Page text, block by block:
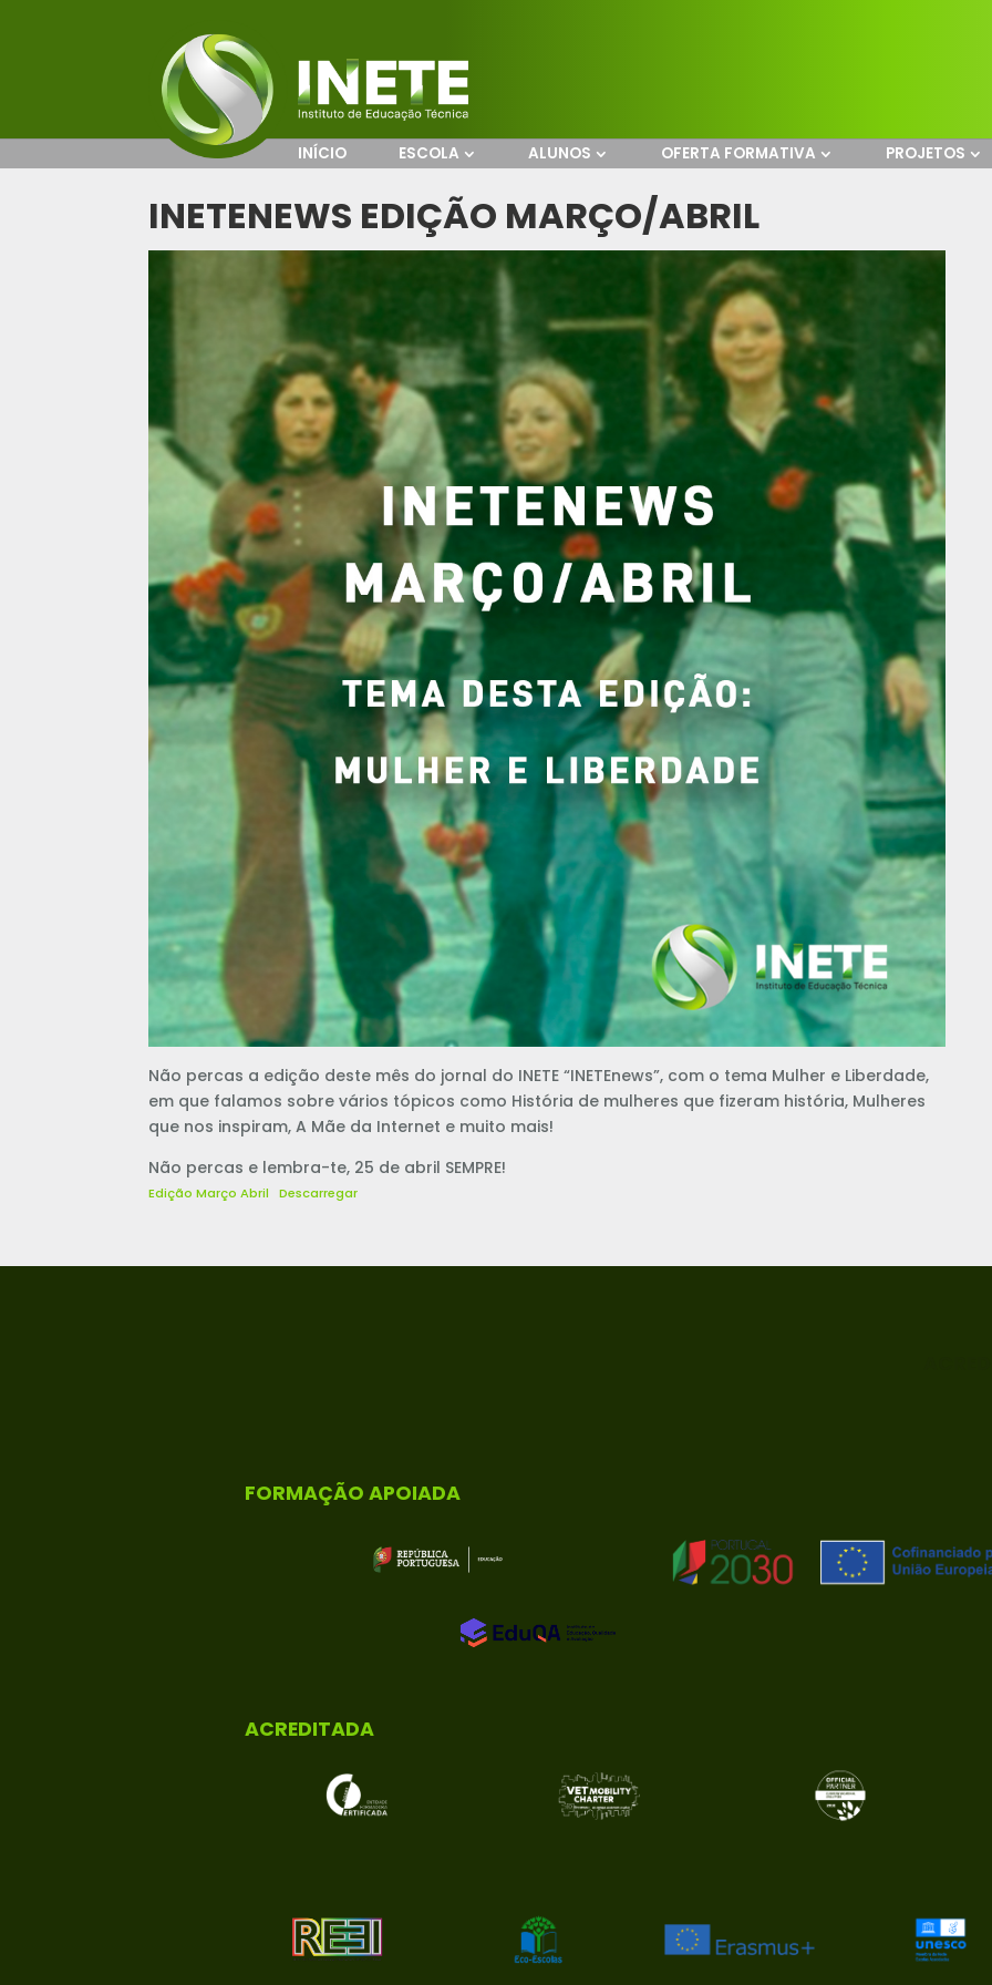
INÍCIO ESCOLA ALUNOS OFERTA FORMATIVA PROJETOS
INETENEWS EDIÇÃO MARÇO/ABRIL
Não percas a edição deste mês do jornal do INETE “INETEnews”, com o tema Mulher e Liberdade,
em que falamos sobre vários tópicos como História de mulheres que fizeram história, Mulheres
que nos inspiram, A Mãe da Internet e muito mais!
Não percas e lembra-te, 25 de abril SEMPRE!
Edição Março Abril Descarregar
FORMAÇÃO APOIADA
ACREDITADA